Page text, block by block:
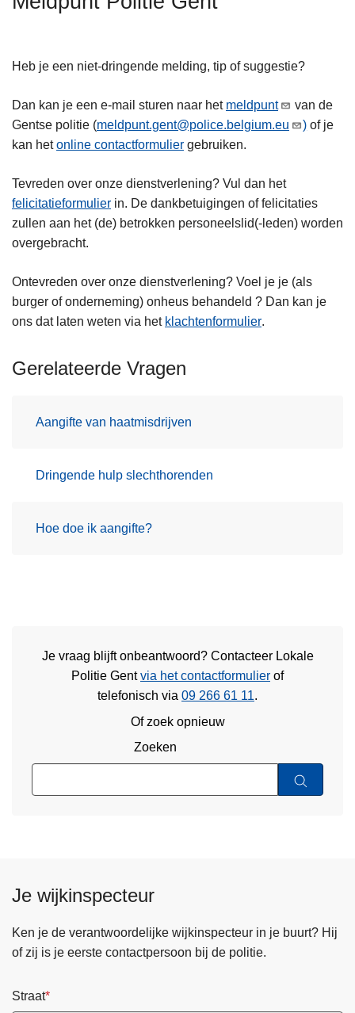
Heb je een niet-dringende melding, tip of suggestie?
Dan kan je een e-mail sturen naar het meldpunt
van de
Gentse politie (meldpunt.gent@police.belgium.eu ) of je
kan hetonline contactformulier gebruiken.
Tevreden over onze dienstverlening? Vul dan het
felicitatieformulier in. De dankbetuigingen of felicitaties
zullen aan het (de) betrokken personeelslid(-leden) worden
overgebracht.
Ontevreden over onze dienstverlening? Voel je je (als
burger of onderneming) onheus behandeld ? Dan kan je
ons dat laten weten via het klachtenformulier.
Gerelateerde Vragen
Aangifte van haatmisdrijven
Dringende hulp slechthorenden
Hoe doe ik aangifte?
Je vraag blijft onbeantwoord? Contacteer Lokale
Politie Gentvia het contactformulier of
telefonisch via 09 266 61 11.
Of zoek opnieuw
Zoeken
Je wijkinspecteur
Ken je de verantwoordelijke wijkinspecteur in je buurt? Hij
of zij is je eerste contactpersoon bij de politie.
Straat